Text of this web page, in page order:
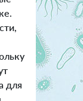
для